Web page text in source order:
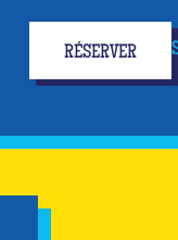
RÉSERVER